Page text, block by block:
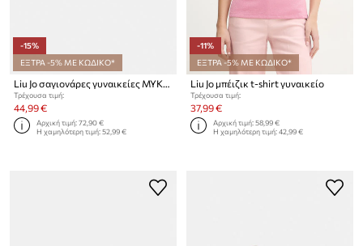
-15%
ΕΞΤΡΑ -5% ΜΕ ΚΩΔΙΚΟ*
Liu Jo σαγιονάρες γυναικείες MYKONOS 04
Τρέχουσα τιμή:
44,99 €
Αρχική τιμή:72,90 €
Η χαμηλότερη τιμή:52,99 €
-11%
ΕΞΤΡΑ -5% ΜΕ ΚΩΔΙΚΟ*
Liu Jo μπέιζικ t-shirt γυναικείο
Τρέχουσα τιμή:
37,99 €
Αρχική τιμή:58,99 €
Η χαμηλότερη τιμή:42,99 €